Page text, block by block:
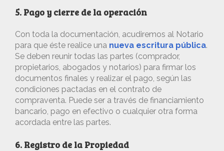
5. Pago y cierre de la operación
Con toda la documentación, acudiremos al Notario
para que éste realice una nueva escritura pública.
Se deben reunir todas las partes (comprador,
propietarios, abogados y notarios) para firmar los
documentos finales y realizar el pago, según las
condiciones pactadas en el contrato de
compraventa. Puede ser a través de financiamiento
bancario, pago en efectivo o cualquier otra forma
acordada entre las partes.
6. Registro de la Propiedad